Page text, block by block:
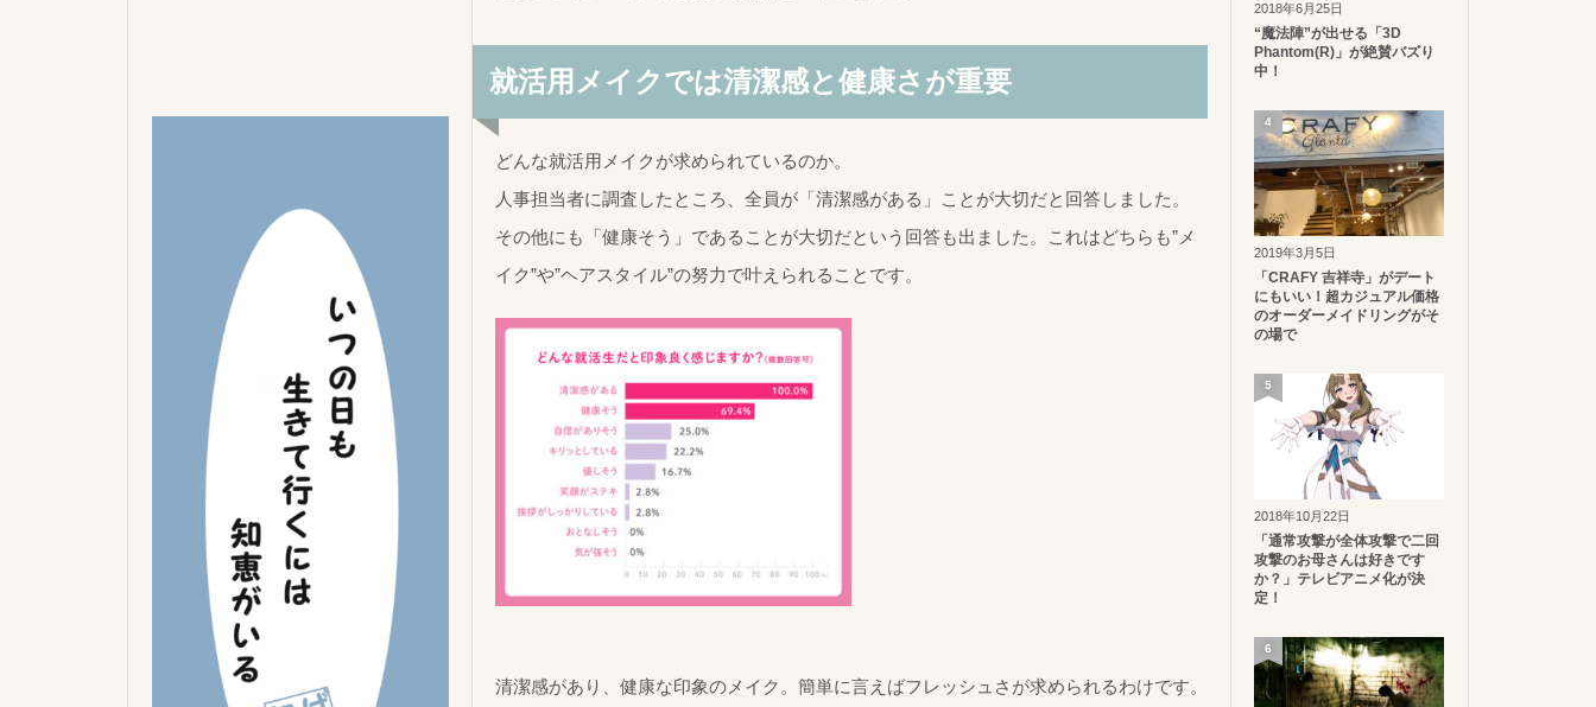
就活用メイクでは清潔感と健康さが重要
どんな就活用メイクが求められているのか。
人事担当者に調査したところ、全員が「清潔感がある」ことが大切だと回答しました。
その他にも「健康そう」であることが大切だという回答も出ました。これはどちらも”メ
イク”や”ヘアスタイル”の努力で叶えられることです。
清潔感があり、健康な印象のメイク。簡単に言えばフレッシュさが求められるわけです。
2018年6月25日
“魔法陣”が出せる「3D
Phantom(R)」が絶賛バズり
中！
2019年3月5日
「CRAFY 吉祥寺」がデート
にもいい！超カジュアル価格
のオーダーメイドリングがそ
の場で
4
2018年10月22日
「通常攻撃が全体攻撃で二回
攻撃のお母さんは好きです
か？」テレビアニメ化が決
定！
5
6